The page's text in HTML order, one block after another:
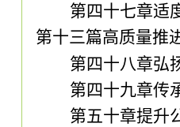
第四十七章适
第十三篇高质量推
第四十八章弘
第四十九章传
第五十章提升